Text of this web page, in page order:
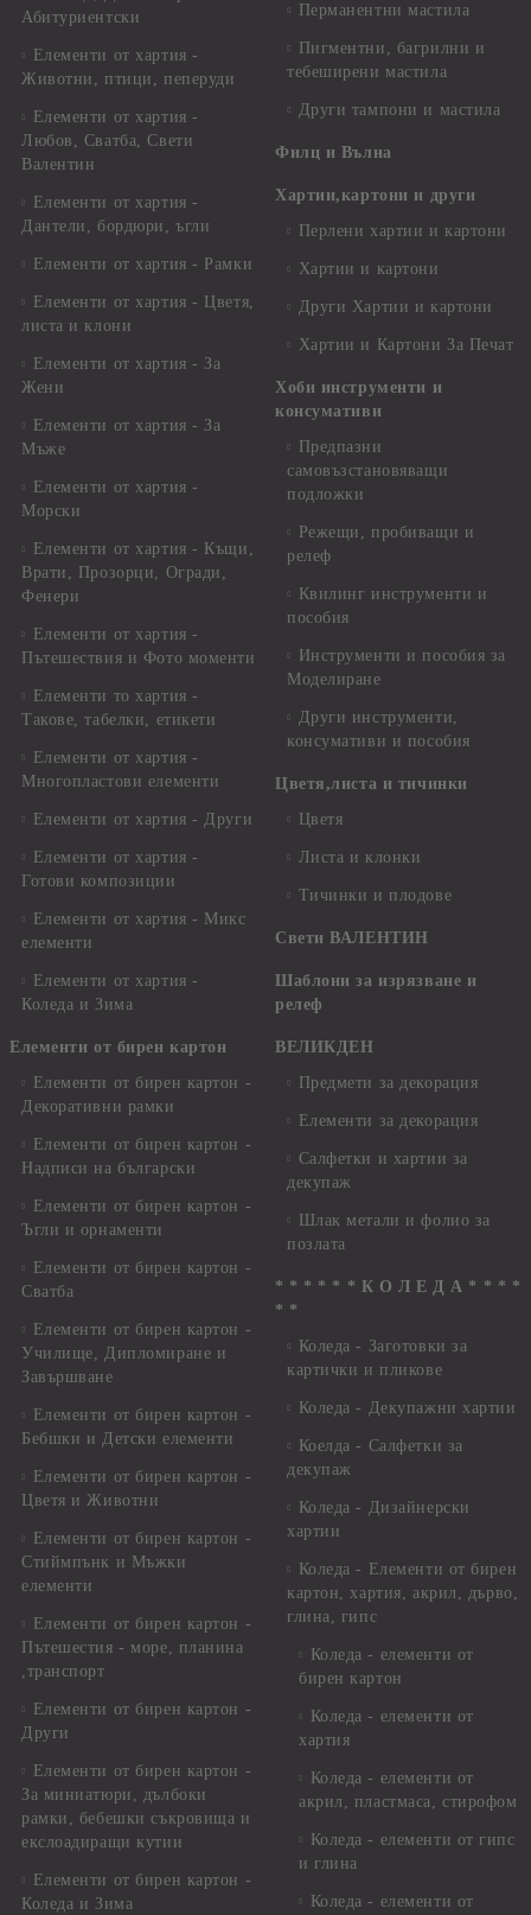
Абитуриентски
Елементи от хартия -
Животни, птици, пеперуди
Елементи от хартия -
Любов, Сватба, Свети
Валентин
Елементи от хартия -
Дантели, бордюри, ъгли
Елементи от хартия - Рамки
Елементи от хартия - Цветя,
листа и клони
Елементи от хартия - За
Жени
Елементи от хартия - За
Мъже
Елементи от хартия -
Морски
Елементи от хартия - Къщи,
Врати, Прозорци, Огради,
Фенери
Елементи от хартия -
Пътешествия и Фото моменти
Елементи то хартия -
Такове, табелки, етикети
Елементи от хартия -
Многопластови елементи
Елементи от хартия - Други
Елементи от хартия -
Готови композиции
Елементи от хартия - Микс
елементи
Елементи от хартия -
Коледа и Зима
Елементи от бирен картон
Елементи от бирен картон -
Декоративни рамки
Елементи от бирен картон -
Надписи на български
Елементи от бирен картон -
Ъгли и орнаменти
Елементи от бирен картон -
Сватба
Елементи от бирен картон -
Училище, Дипломиране и
Завършване
Елементи от бирен картон -
Бебшки и Детски елементи
Елементи от бирен картон -
Цветя и Животни
Елементи от бирен картон -
Стиймпънк и Мъжки
елементи
Елементи от бирен картон -
Пътешестия - море, планина
,транспорт
Елементи от бирен картон -
Други
Елементи от бирен картон -
За миниатюри, дълбоки
рамки, бебешки съкровища и
екслоадиращи кутии
Елементи от бирен картон -
Коледа и Зима
Перманентни мастила
Пигментни, багрилни и
тебеширени мастила
Други тампони и мастила
Филц и Вълна
Хартии,картони и други
Перлени хартии и картони
Хартии и картони
Други Хартии и картони
Хартии и Картони За Печат
Хоби инструменти и
консумативи
Предпазни
самовъзстановяващи
подложки
Режещи, пробиващи и
релеф
Квилинг инструменти и
пособия
Инструменти и пособия за
Моделиране
Други инструменти,
консумативи и пособия
Цветя,листа и тичинки
Цветя
Листа и клонки
Тичинки и плодове
Свети ВАЛЕНТИН
Шаблони за изрязване и
релеф
ВЕЛИКДЕН
Предмети за декорация
Елементи за декорация
Салфетки и хартии за
декупаж
Шлак метали и фолио за
позлата
* * * * * * К О Л Е Д А * * * *
* *
Коледа - Заготовки за
картички и пликове
Коледа - Декупажни хартии
Коелда - Салфетки за
декупаж
Коледа - Дизайнерски
хартии
Коледа - Eлементи от бирен
картон, хартия, акрил, дърво,
глина, гипс
Коледа - елементи от
бирен картон
Коледа - елементи от
хартия
Коледа - елементи от
акрил, пластмаса, стирофом
Коледа - елементи от гипс
и глина
Коледа - елементи от